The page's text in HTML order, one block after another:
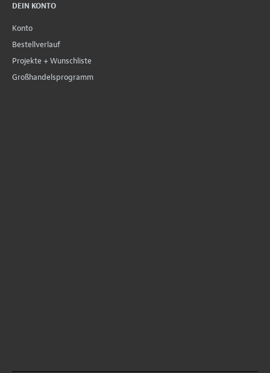
DEIN KONTO
Konto
Bestellverlauf
Projekte + Wunschliste
Großhandelsprogramm